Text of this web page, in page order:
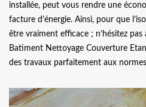
installée, peut vous rendre une
facture d'énergie. Ainsi, pour que
être vraiment efficace ; n’hésitez
Batiment Nettoyage Couverture
des travaux parfaitement aux